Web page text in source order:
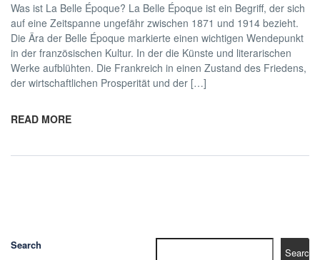
Was ist La Belle Époque? La Belle Époque ist ein Begriff, der sich
auf eine Zeitspanne ungefähr zwischen 1871 und 1914 bezieht.
Die Ära der Belle Époque markierte einen wichtigen Wendepunkt
in der französischen Kultur. In der die Künste und literarischen
Werke aufblühten. Die Frankreich in einen Zustand des Friedens,
der wirtschaftlichen Prosperität und der […]
READ MORE
Search
Search